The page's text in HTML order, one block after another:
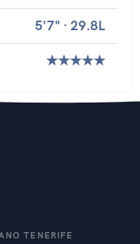
5'7" · 29.8L
★★★★★
TENERIFE